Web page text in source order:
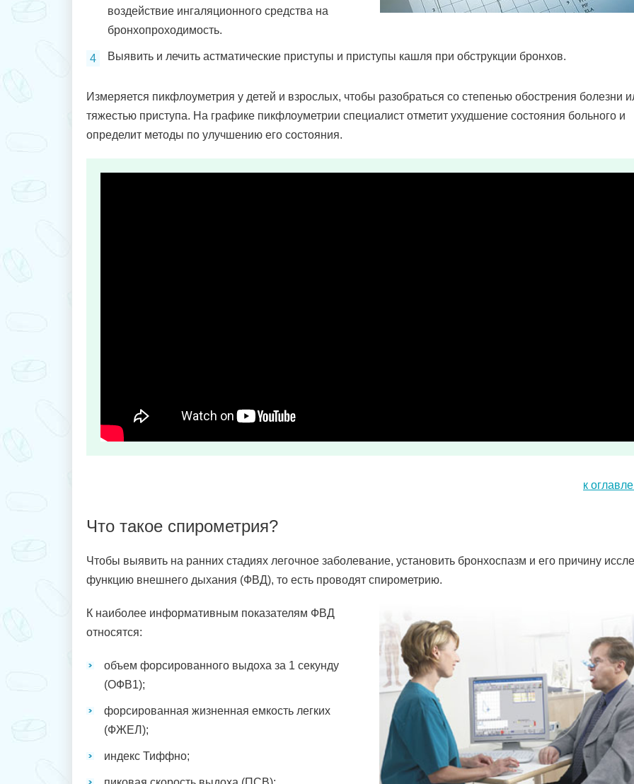
воздействие ингаляционного средства на
бронхопроходимость.
Выявить и лечить астматические приступы и приступы кашля при обструкции бронхов.
Измеряется пикфлоуметрия у детей и взрослых, чтобы разобраться со степенью обострения болезни
тяжестью приступа. На графике пикфлоуметрии специалист отметит ухудшение состояния больного и
определит методы по улучшению его состояния.
к
Что такое спирометрия?
Чтобы выявить на ранних стадиях легочное заболевание, установить бронхоспазм и его причину
функцию внешнего дыхания (ФВД), то есть проводят спирометрию.
К наиболее информативным показателям ФВД
относятся:
объем форсированного выдоха за 1 секунду
(ОФВ1);
форсированная жизненная емкость легких
(ФЖЕЛ);
индекс Тиффно;